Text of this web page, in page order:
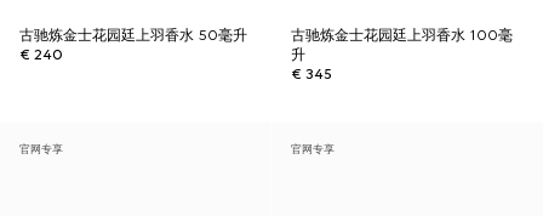
古驰炼金士花园廷上羽香水 50毫升
€ 240
古驰炼金士花园廷上羽香水 100毫
升
€ 345
官网专享 官网专享